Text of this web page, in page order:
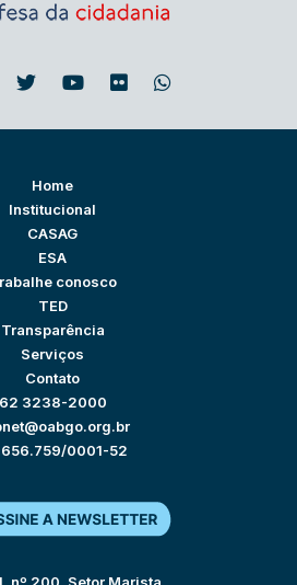
Home
Institucional
CASAG
ESA
conosco
TED
Transparência
Serviços
Contato
62 3238-2000
0001-52